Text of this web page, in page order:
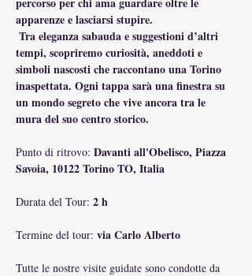
apparenze e lasciarsi stupire.
tempi, scopriremo curiosità, aneddoti e
simboli nascosti che raccontano una Torino
inaspettata. Ogni tappa sarà una finestra su
un mondo segreto che vive ancora tra le
mura del suo centro storico.
Punto di ritrovo: Davanti all'Obelisco, Piazza
Savoia, 10122 Torino TO, Italia
Durata del Tour: 2 h
Termine del tour: via Carlo Alberto
Tutte le nostre visite guidate sono condotte da